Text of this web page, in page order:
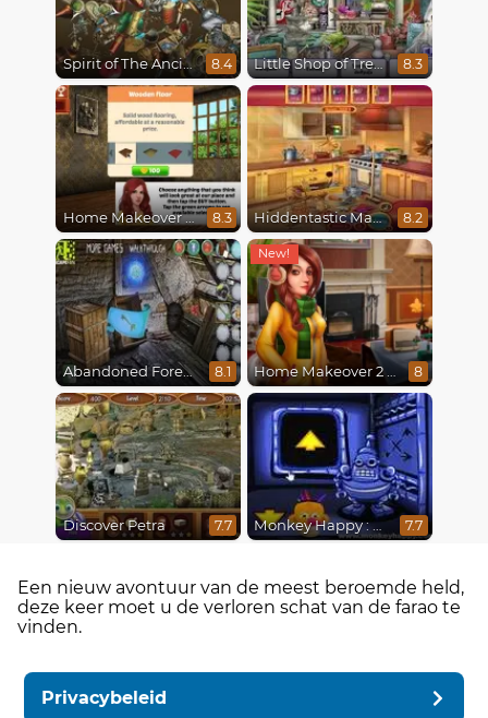
Spirit of The Ancient Forest 8.4 Little Shop of Treasures 8.3
Home Makeover Hidden Object 8.3 Hiddentastic Mansion 8.2
Abandoned Forest House 8.1 Home Makeover 2 Hidden Object 8
Discover Petra 7.7 Monkey Happy : Stage 0112 7.7
Een nieuw avontuur van de meest beroemde held,
deze keer moet u de verloren schat van de farao te
vinden.
Privacybeleid